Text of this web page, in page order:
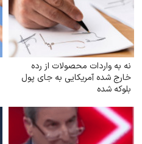
نه به واردات محصولات از رده
خارج شده آمریکایی به جای پول
بلوکه شده